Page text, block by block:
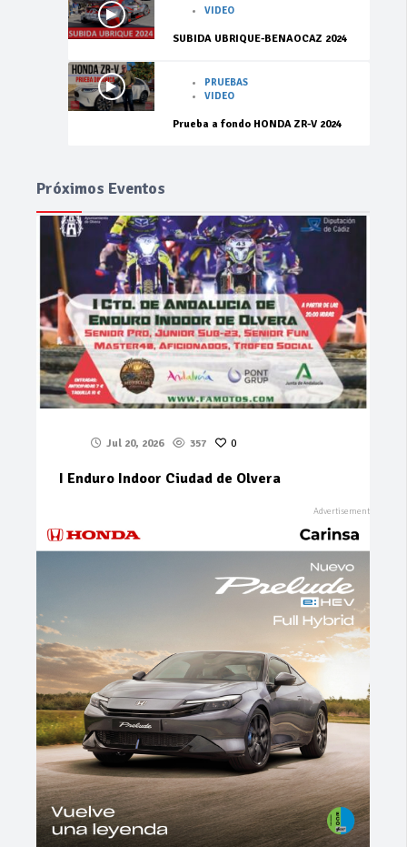
VIDEO
SUBIDA UBRIQUE-BENAOCAZ 2024
PRUEBAS
VIDEO
Prueba a fondo HONDA ZR-V 2024
Próximos Eventos
Jul 20, 2026 357 0
I Enduro Indoor Ciudad de Olvera